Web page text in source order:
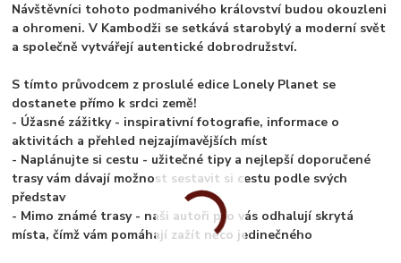
Návštěvníci tohoto podmanivého království budou okouzleni
a ohromeni. V Kambodži se setkává starobylý a moderní svět
a společně vytvářejí autentické dobrodružství.
S tímto průvodcem z proslulé edice Lonely Planet se
dostanete přímo k srdci země!
- Úžasné zážitky - inspirativní fotografie, informace o
aktivitách a přehled nejzajímavějších míst
- Naplánujte si cestu - užitečné tipy a nejlepší doporučené
trasy vám dávají možnost sestavit si cestu podle svých
představ
- Mimo známé trasy - naši autoři pro vás odhalují skrytá
místa, čímž vám pomáhají zažít něco jedinečného